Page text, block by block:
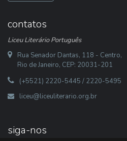
contatos
Liceu Literário Português
Rua Senador Dantas, 118 - Centro,
Rio de Janeiro, CEP: 20031-201
(+5521) 2220-5445 / 2220-5495
liceu@liceuliterario.org.br
siga-nos